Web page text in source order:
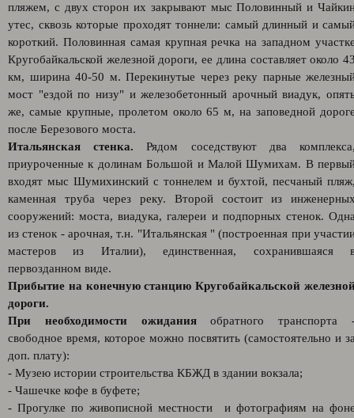
пляжем, с двух сторон их закрывают мыс Половинный и
утес, сквозь которые проходят тоннели: самый длинный и
короткий. Половинная самая крупная речка на западном
Кругобайкальской железной дороги, ее длина составляет около
км, ширина 40-50 м. Перекинутые через реку парные
мост "ездой по низу" и железобетонный арочный виадук,
же, самые крупные, пролетом около 65 м, на заповедной
после Березового моста.
Итальянская стенка. Рядом соседствуют два
приуроченные к долинам Большой и Малой Шумихам. В
входят мыс Шумихинский с тоннелем и бухтой, песчаный
каменная труба через реку. Второй состоит из
сооружений: моста, виадука, галереи и подпорных стенок.
из стенок - арочная, т.н. "Итальянская " (построенная при
мастеров из Италии), единственная, сохранившаяся
первозданном виде.
Прибытие на конечную станцию Кругобайкальской
дороги.
При необходимости ожиданияобратного транспорта
свободное время, которое можно посвятить (самостоятельно и
доп. плату):
- Музею истории строительства КБЖД в здании вокзала;
- Чашечке кофе в буфете;
- Прогулке по живописной местности и фотографиям на